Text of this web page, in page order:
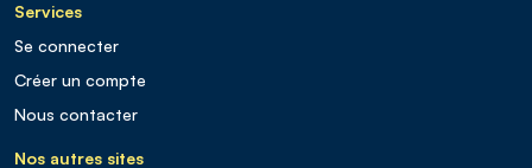
Services
Se connecter
Créer un compte
Nous contacter
Nos autres sites